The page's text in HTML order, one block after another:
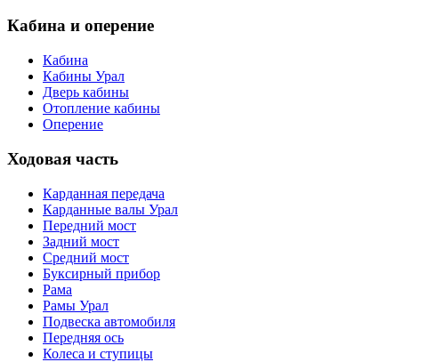
Кабина и оперение
Кабина
Кабины Урал
Дверь кабины
Отопление кабины
Оперение
Ходовая часть
Карданная передача
Карданные валы Урал
Передний мост
Задний мост
Средний мост
Буксирный прибор
Рама
Рамы Урал
Подвеска автомобиля
Передняя ось
Колеса и ступицы